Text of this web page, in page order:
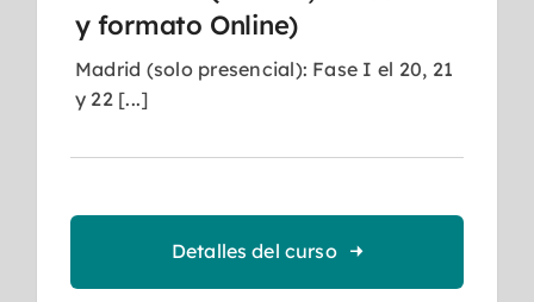
y formato Online)
Madrid (solo presencial): Fase I el 20, 21
y 22 [...]
Detalles del curso